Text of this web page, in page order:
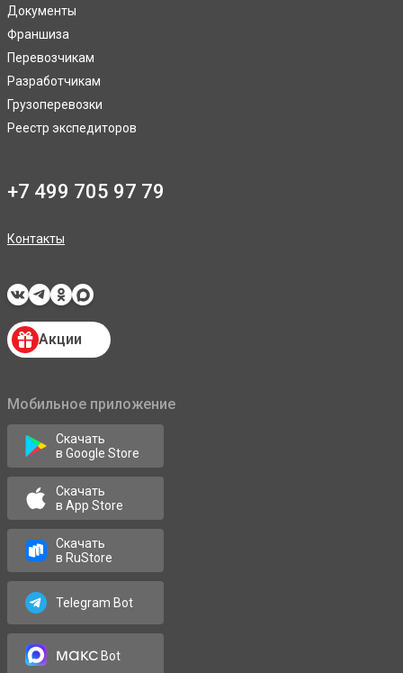
Документы
Франшиза
Перевозчикам
Разработчикам
Грузоперевозки
Реестр экспедиторов
+7 499 705 97 79
Контакты
Акции
Мобильное приложение
Скачать
в Google Store
Скачать
в App Store
Скачать
в RuStore
Telegram Bot
максBot